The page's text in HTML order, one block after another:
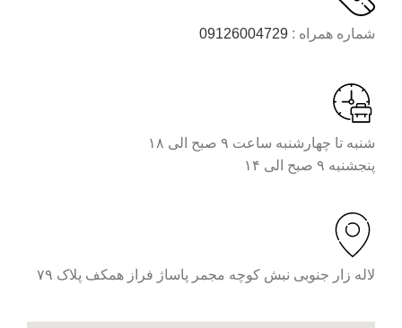
شماره همراه :09126004729
شنبه تا چهارشنبه ساعت ۹ صبح الی ۱۸
پنجشنبه ۹ صبح الی ۱۴
لاله زار جنوبی نبش کوچه مجمر پاساژ فراز همکف پلاک ۷۹